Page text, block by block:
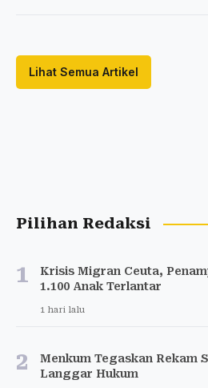
Lihat Semua Artikel
Pilihan Redaksi
1
Krisis Migran Ceuta,
1.100 Anak Terlantar
1 hari lalu
2
Menkum Tegaskan Rekam
Langgar Hukum